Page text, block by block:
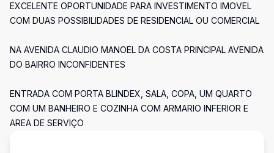
EXCELENTE OPORTUNIDADE PARA INVESTIMENTO IMOVEL
COM DUAS POSSIBILIDADES DE RESIDENCIAL OU COMERCIAL
NA AVENIDA CLAUDIO MANOEL DA COSTA PRINCIPAL AVENIDA
DO BAIRRO INCONFIDENTES
ENTRADA COM PORTA BLINDEX, SALA, COPA, UM QUARTO
COM UM BANHEIRO E COZINHA COM ARMARIO INFERIOR E
AREA DE SERVIÇO